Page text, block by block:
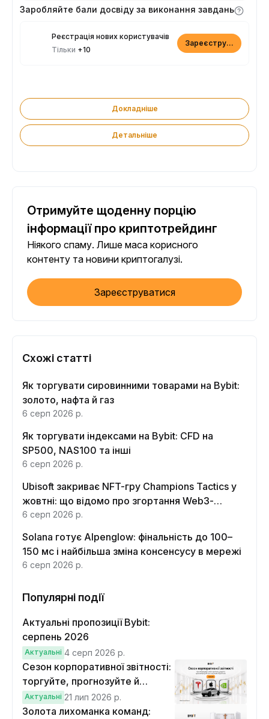
Заробляйте бали досвіду за виконання завдань
Реєстрація нових користувачів
Тільки +10
Зареєструватися
Докладніше
Детальніше
Отримуйте щоденну порцію
інформації про криптотрейдинг
Ніякого спаму. Лише маса корисного
контенту та новини криптогалузі.
Зареєструватися
Схожі статті
Як торгувати сировинними товарами на Bybit:
золото, нафта й газ
6 серп 2026 р.
Як торгувати індексами на Bybit: CFD на
SP500, NAS100 та інші
6 серп 2026 р.
Ubisoft закриває NFT-гру Champions Tactics у
жовтні: що відомо про згортання Web3-
функцій
6 серп 2026 р.
Solana готує Alpenglow: фінальність до 100–
150 мс і найбільша зміна консенсусу в мережі
6 серп 2026 р.
Популярні події
Актуальні пропозиції Bybit:
серпень 2026
Актуальні 4 серп 2026 р.
Сезон корпоративної звітності:
торгуйте, прогнозуйте й
вигравайте Cybertruck
Актуальні 21 лип 2026 р.
Золота лихоманка команд: